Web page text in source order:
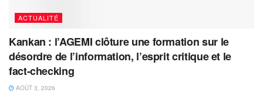
ACTUALITÉ
Kankan : l’AGEMI clôture une formation sur le
désordre de l’information, l’esprit critique et le
fact-checking
AOÛT 3, 2026